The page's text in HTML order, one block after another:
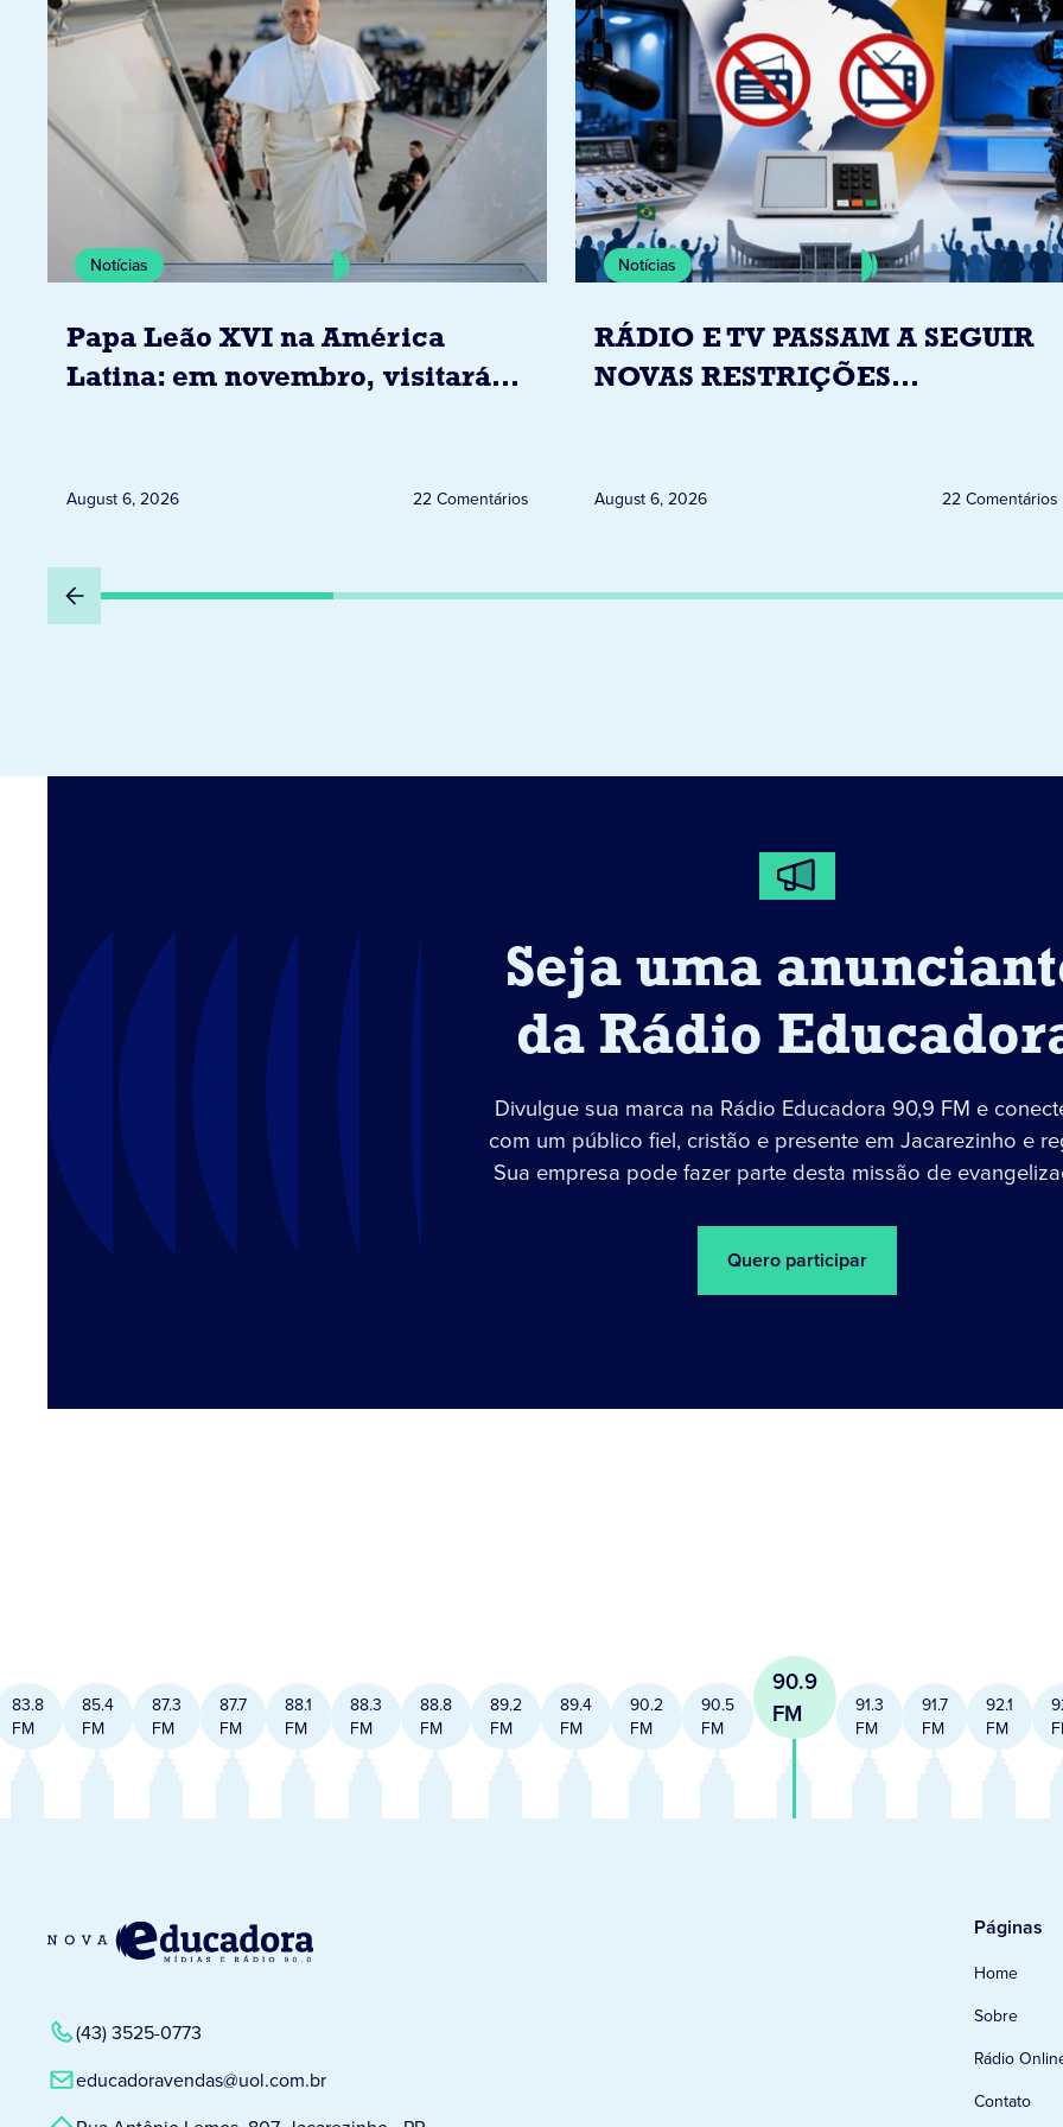
Notícias
Papa Leão XVI na América
Latina: em novembro, visitará
August 6, 2026 22 Comentários
Notícias
RÁDIO E TV PASSAM A SEGUIR
NOVAS RESTRIÇÕES
August 6, 2026 22 Comentários
Seja uma
da Rádio
Divulgue sua marca na Rádio Educadora 90,9 FM e
com um público fiel, cristão e presente em Jacarezinho e
Sua empresa pode fazer parte desta missão de
Quero participar
83.8
FM
85.4
FM
87.3
FM
87.7
FM
88.1
FM
88.3
FM
88.8
FM
89.2
FM
89.4
FM
90.2
FM
90.5
FM
90.9
FM
91.3
FM
91.7
FM
92.1
FM
(43) 3525-0773
educadoravendas@uol.com.br
Páginas
Home
Sobre
Rádio
Contato